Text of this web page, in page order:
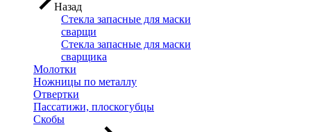
Назад
Стекла запасные для маски
сварщи
Стекла запасные для маски
сварщика
Молотки
Ножницы по металлу
Отвертки
Пассатижи, плоскогубцы
Скобы